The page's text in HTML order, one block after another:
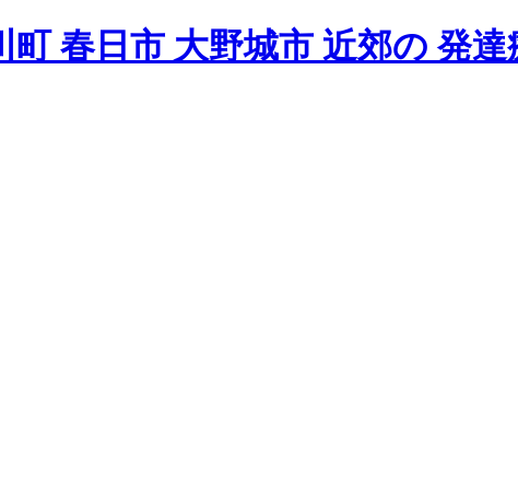
春日市 大野城市 近郊の 発